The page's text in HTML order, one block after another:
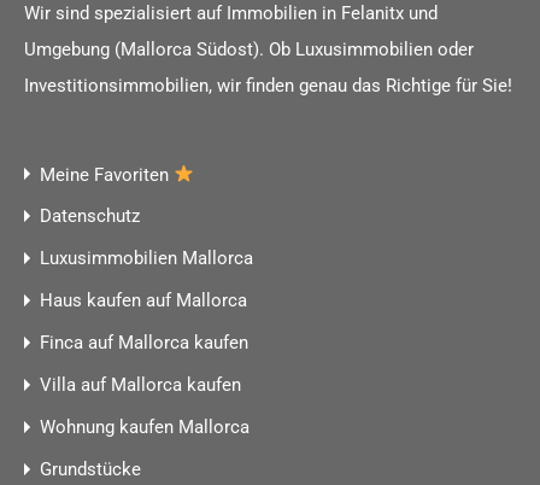
Wir sind spezialisiert auf Immobilien in Felanitx und
Umgebung (Mallorca Südost). Ob Luxusimmobilien oder
Investitionsimmobilien, wir finden genau das Richtige für Sie!
Meine Favoriten
Datenschutz
Luxusimmobilien Mallorca
Haus kaufen auf Mallorca
Finca auf Mallorca kaufen
Villa auf Mallorca kaufen
Wohnung kaufen Mallorca
Grundstücke